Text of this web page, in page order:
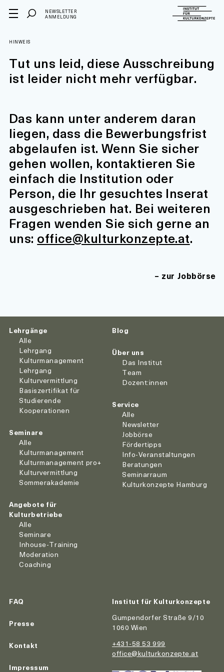
NEWSLETTER
ANMELDUNG
HINWEIS
Tut uns leid, diese Ausschreibung
ist leider nicht mehr verfügbar.
Das kann unter anderem daran
liegen, dass die Bewerbungsfrist
abgelaufen ist. Wenn Sie sicher
gehen wollen, kontaktieren Sie
einfach die Institution oder
Person, die Ihr gesuchtes Inserat
ausgeschrieben hat. Bei weiteren
Fragen wenden Sie sich gerne an
uns: office@kulturkonzepte.at.
zur Jobbörse
Lehrgänge
Alle
Lehrgang
Kulturmanagement
Lehrgang
Kulturvermittlung
Basiszertifikat für
Studierende
Kooperationen
Seminare
Alle
Kulturmanagement
Kulturmanagement pro+
Kulturvermittlung
Sommerakademie
Angebote für
Kulturbetriebe
Alle
Seminare
Inhouse-Training
Moderation
Coaching
Blog
Über uns
Das Institut
Team
Dozent:innen
Service
Alle
Newsletter
Jobbörse
Fördertipps
Info-Veranstaltungen
Beratungen
Seminarraum
Kulturkonzepte Hamburg
FAQ
Presse
Kontakt
Impressum
Institut für Kulturkonzepte
Gumpendorfer Straße 9/10
1060 Wien
+431-58 53 999
office@kulturkonzepte.at